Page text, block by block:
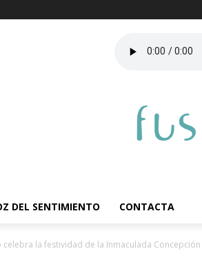
DEL SENTIMIENTO CONTACTA
celebra la festividad de la Inmaculada Concepción